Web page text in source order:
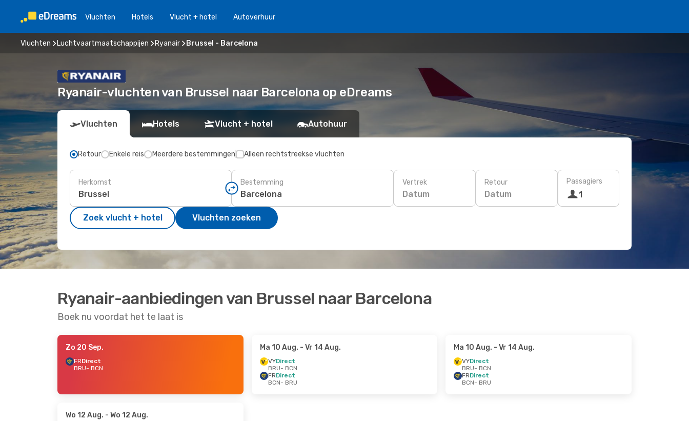
Vluchten Hotels Vlucht + hotel Autoverhuur
Vluchten Luchtvaartmaatschappijen Ryanair Brussel - Barcelona
Ryanair-vluchten van Brussel naar Barcelona op eDreams
Vluchten Hotels Vlucht + hotel Autohuur
Retour Enkele reis Meerdere bestemmingen Alleen rechtstreekse vluchten
Herkomst Bestemming Vertrek
Datum
Retour
Datum
Passagiers
1
Zoek vlucht + hotel Vluchten zoeken
Ryanair-aanbiedingen van Brussel naar Barcelona
Boek nu voordat het te laat is
Zo 20 Sep.
FRDirect
BRU- BCN
Ma 10 Aug. - Vr 14 Aug.
VYDirect
BRU- BCN
FRDirect
BCN- BRU
Ma 10 Aug. - Vr 14 Aug.
VYDirect
BRU- BCN
FRDirect
BCN- BRU
Wo 12 Aug. - Wo 12 Aug.